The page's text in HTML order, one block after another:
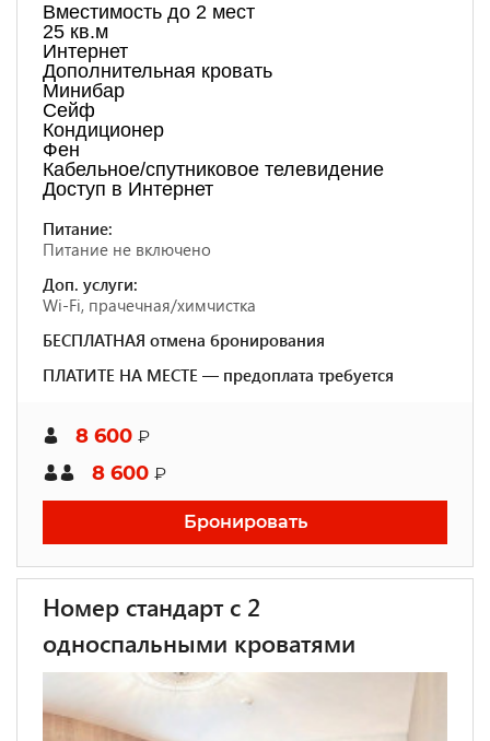
Вместимость до 2 мест
25 кв.м
Интернет
Дополнительная кровать
Минибар
Сейф
Кондиционер
Фен
Кабельное/спутниковое телевидение
Доступ в Интернет
Питание:
Питание не включено
Доп. услуги:
Wi-Fi, прачечная/химчистка
БЕСПЛАТНАЯ отмена бронирования
ПЛАТИТЕ НА МЕСТЕ — предоплата требуется
8 600 ₽
8 600 ₽
Бронировать
Номер стандарт с 2
односпальными кроватями